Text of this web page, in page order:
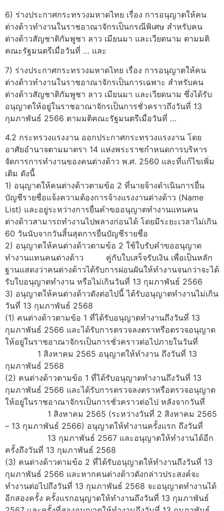
6) ร่างประกาศกระทรวงมหาดไทย เรื่อง การอนุญาตให้คน
ต่างด้าวทำงานในราชอาณาจักรเป็นกรณีพิเศษ สำหรับคน
ต่างด้าวสัญชาติกัมพูชา ลาว เมียนมา และเวียดนาม ตามมติ
คณะรัฐมนตรีเมื่อวันที่ … และ
7) ร่างประกาศกระทรวงมหาดไทย เรื่อง การอนุญาตให้คน
ต่างด้าวทำงานในราชอาณาจักรเป็นการเฉพาะ สำหรับคน
ต่างด้าวสัญชาติกัมพูชา ลาว เมียนมา และเวียดนาม ซึ่งได้รับ
อนุญาตให้อยู่ในราชอาณาจักรเป็นการชั่วคราวถึงวันที่ 13
กุมภาพันธ์ 2566 ตามมติคณะรัฐมนตรีเมื่อวันที่ …
4.2 กระทรวงแรงงาน ออกประกาศกระทรวงแรงงาน โดย
อาศัยอำนาจตามมาตรา 14 แห่งพระราชกำหนดการบริหาร
จัดการการทำงานของคนต่างด้าว พ.ศ. 2560 และที่แก้ไขเพิ่ม
เติม ดังนี้
1) อนุญาตให้คนต่างด้าวตามข้อ 2 ที่นายจ้างดำเนินการยื่น
บัญชีรายชื่อแจ้งความต้องการจ้างแรงงานต่างด้าว (Name
List) และอยู่ระหว่างการยื่นคำขออนุญาตทำงานแทนคน
ต่างด้าวสามารถทำงานไปพลางก่อนได้ โดยมีระยะเวลาไม่เกิน
60 วันนับจากวันสิ้นสุดการยื่นบัญชีรายชื่อ
2) อนุญาตให้คนต่างด้าวตามข้อ 2 ใช้ใบรับคำขออนุญาต
ทำงานแทนคนต่างด้าว คู่กับใบเสร็จรับเงิน เพื่อเป็นหลัก
ฐานแสดงว่าคนต่างด้าวได้รับการผ่อนผันให้ทำงานจนกว่าจะได้
รับใบอนุญาตทำงาน หรือไม่เกินวันที่ 13 กุมภาพันธ์ 2566
3) อนุญาตให้คนต่างด้าวดังต่อไปนี้ ได้รับอนุญาตทำงานไม่เกิน
วันที่ 13 กุมภาพันธ์ 2568
(1) คนต่างด้าวตามข้อ 1 ที่ได้รับอนุญาตทำงานถึงวันที่ 13
กุมภาพันธ์ 2566 และได้รับการตรวจลงตราหรือตรวจอนุญาต
ให้อยู่ในราชอาณาจักรเป็นการชั่วคราวต่อไปภายในวันที่
1 สิงหาคม 2565 อนุญาตให้ทำงาน ถึงวันที่ 13
กุมภาพันธ์ 2568
(2) คนต่างด้าวตามข้อ 1 ที่ได้รับอนุญาตทำงานถึงวันที่ 13
กุมภาพันธ์ 2566 และได้รับการตรวจลงตราหรือตรวจอนุญาต
ให้อยู่ในราชอาณาจักรเป็นการชั่วคราวต่อไป หลังจากวันที่
1 สิงหาคม 2565 (ระหว่างวันที่ 2 สิงหาคม 2565
– 13 กุมภาพันธ์ 2566) อนุญาตให้ทำงานครั้งแรก ถึงวันที่
13 กุมภาพันธ์ 2567 และอนุญาตให้ทำงานได้อีก
ครั้งถึงวันที่ 13 กุมภาพันธ์ 2568
(3) คนต่างด้าวตามข้อ 2 ที่ได้รับอนุญาตให้ทำงานถึงวันที่ 13
กุมภาพันธ์ 2566 และหากคนต่างด้าวดังกล่าวประสงค์จะ
ทำงานต่อไปถึงวันที่ 13 กุมภาพันธ์ 2568 จะอนุญาตทำงานได้
อีกสองครั้ง ครั้งแรกอนุญาตให้ทำงานถึงวันที่ 13 กุมภาพันธ์